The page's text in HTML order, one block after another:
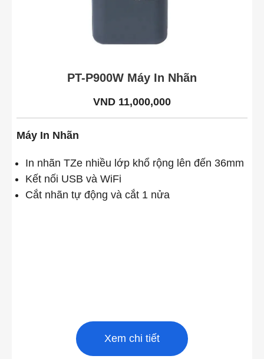
PT-P900W Máy In Nhãn
VND 11,000,000
Máy In Nhãn
In nhãn TZe nhiều lớp khổ rộng lên đến 36mm
Kết nối USB và WiFi
Cắt nhãn tự động và cắt 1 nửa
Xem chi tiết